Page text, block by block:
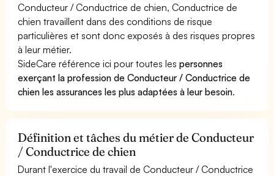
Conducteur / Conductrice de chien, Conductrice de
chien travaillent dans des conditions de risque
particulières et sont donc exposés à des risques propres
à leur métier.
SideCare référence ici pour toutes lespersonnes
exerçant la profession de Conducteur / Conductrice de
chien les assurances les plus adaptées à leur besoin.
Définition et tâches du métier de Conducteur
/ Conductrice de chien
Durant l'exercice du travail de Conducteur / Conductrice